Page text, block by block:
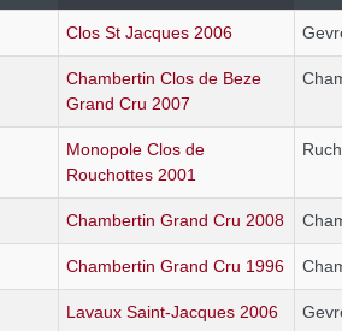
Clos St Jacques 2006
Chambertin Clos de Beze
Grand Cru 2007
Monopole Clos de
Rouchottes 2001
Chambertin Grand Cru 2008
Chambertin Grand Cru 1996
Lavaux Saint-Jacques 2006